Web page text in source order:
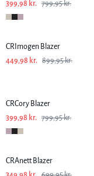
399,98 kr. 799,95 kr.
-50%
CRImogen Blazer
449,98 kr. 899,95 kr.
CRCory Blazer
399,98 kr. 799,95 kr.
-50%
CRAnett Blazer